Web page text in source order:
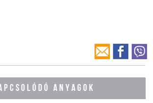
ANYAGOK